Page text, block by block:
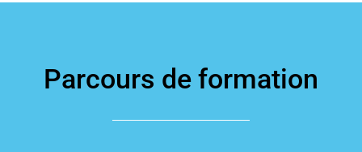
Parcours de formation